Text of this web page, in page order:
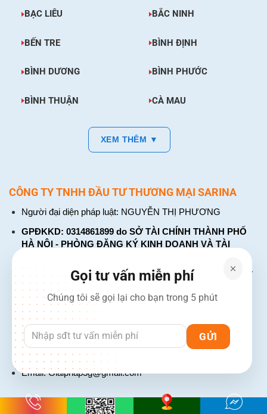
BẠC LIÊU BẮC NINH
BẾN TRE BÌNH ĐỊNH
BÌNH DƯƠNG BÌNH PHƯỚC
BÌNH THUẬN CÀ MAU
XEM THÊM ▼
CÔNG TY TNHH ĐẦU TƯ THƯƠNG MẠI SARINA
Người đại diện pháp luật: NGUYỄN THỊ PHƯƠNG
GPĐKKD: 0314861899 do SỞ TÀI CHÍNH THÀNH PHỐ
HÀ NỘI - PHÒNG ĐĂNG KÝ KINH DOANH VÀ TÀI
CHÍNH DOANH NGHIỆP cấp. Đăng ký lần đầu: ngày 26
tháng 01 năm 2018. Đăng ký thay đổi lần thứ: 4, ngày 31
tháng 03 năm 2026
226 Đường Láng, Đống Đa, Hà Nội
137 Đường Hòa Hưng, Phường 12, Quận 10, TP. Hồ Chí
Minh
Hotline: 1900 2106 - 0386 001 001
Email:Giaiphap3g@gmail.com
Gọi tư vấn miễn phí
Chúng tôi sẽ gọi lại cho bạn trong 5 phút